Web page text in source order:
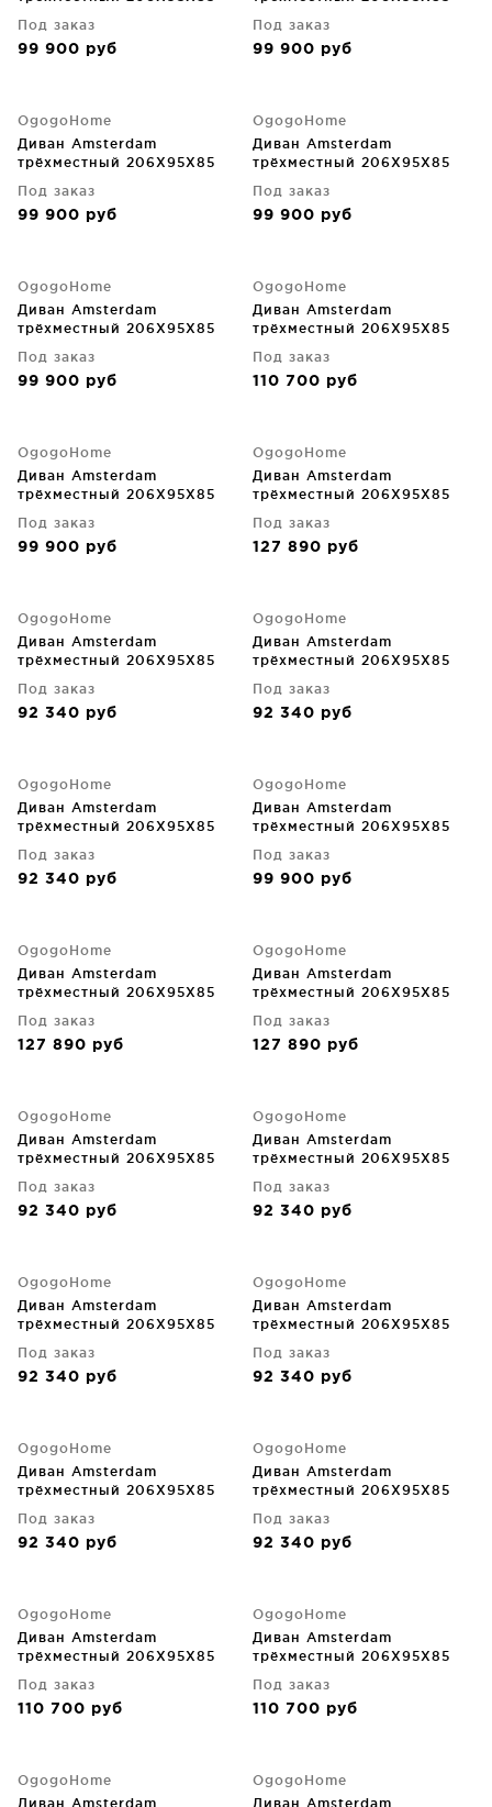
Под заказ
99 900 руб
Под заказ
99 900 руб
OgogoHome
Диван Amsterdam
трёхместный 206X95X85
Под заказ
99 900 руб
OgogoHome
Диван Amsterdam
трёхместный 206X95X85
Под заказ
99 900 руб
OgogoHome
Диван Amsterdam
трёхместный 206X95X85
Под заказ
99 900 руб
OgogoHome
Диван Amsterdam
трёхместный 206X95X85
Под заказ
110 700 руб
OgogoHome
Диван Amsterdam
трёхместный 206X95X85
Под заказ
99 900 руб
OgogoHome
Диван Amsterdam
трёхместный 206X95X85
Под заказ
127 890 руб
OgogoHome
Диван Amsterdam
трёхместный 206X95X85
Под заказ
92 340 руб
OgogoHome
Диван Amsterdam
трёхместный 206X95X85
Под заказ
92 340 руб
OgogoHome
Диван Amsterdam
трёхместный 206X95X85
Под заказ
92 340 руб
OgogoHome
Диван Amsterdam
трёхместный 206X95X85
Под заказ
99 900 руб
OgogoHome
Диван Amsterdam
трёхместный 206X95X85
Под заказ
127 890 руб
OgogoHome
Диван Amsterdam
трёхместный 206X95X85
Под заказ
127 890 руб
OgogoHome
Диван Amsterdam
трёхместный 206X95X85
Под заказ
92 340 руб
OgogoHome
Диван Amsterdam
трёхместный 206X95X85
Под заказ
92 340 руб
OgogoHome
Диван Amsterdam
трёхместный 206X95X85
Под заказ
92 340 руб
OgogoHome
Диван Amsterdam
трёхместный 206X95X85
Под заказ
92 340 руб
OgogoHome
Диван Amsterdam
трёхместный 206X95X85
Под заказ
92 340 руб
OgogoHome
Диван Amsterdam
трёхместный 206X95X85
Под заказ
92 340 руб
OgogoHome
Диван Amsterdam
трёхместный 206X95X85
Под заказ
110 700 руб
OgogoHome
Диван Amsterdam
трёхместный 206X95X85
Под заказ
110 700 руб
OgogoHome
Диван Amsterdam
OgogoHome
Диван Amsterdam